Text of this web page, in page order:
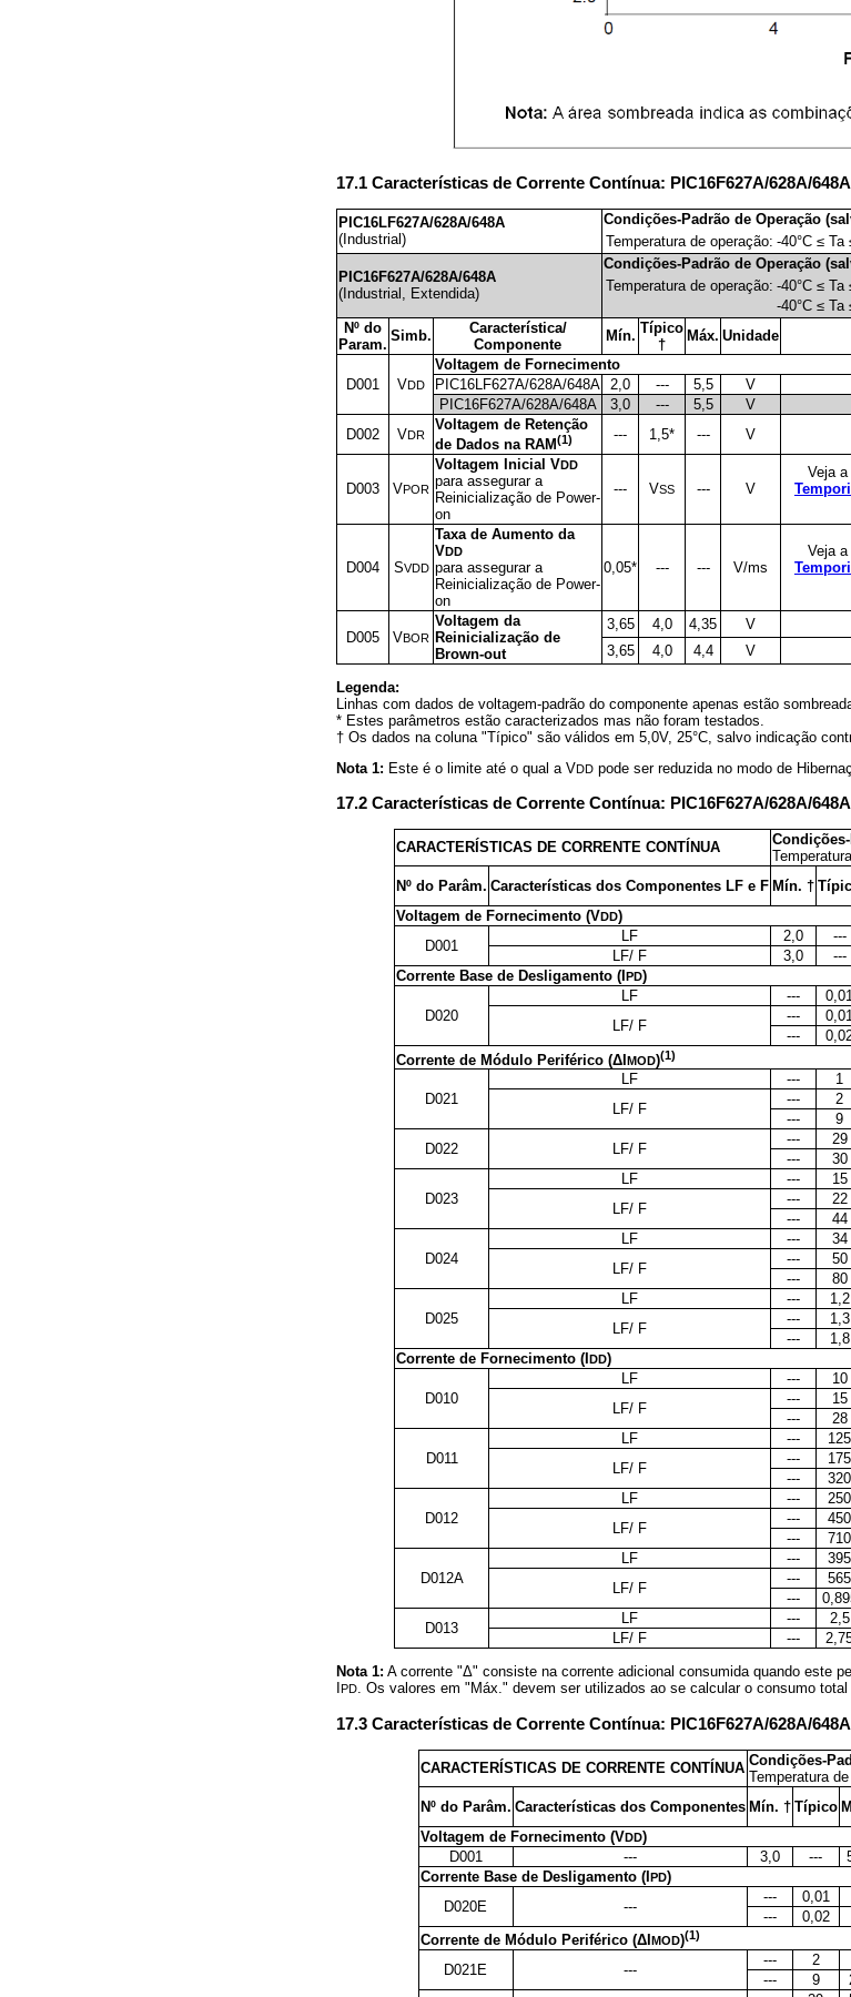
17.1 Características de Corrente Contínua: PIC16F627A/628A/
PIC16LF627A/628A/648A
(Industrial)
Condições-Padrão de Operação
Temperatura de operação: -40°C ≤ Ta
PIC16F627A/628A/648A
(Industrial, Extendida)
Condições-Padrão de Operação
Temperatura de operação: -40°C ≤ Ta
-40°C ≤ Ta
Nº do
Param.
Simb.
Característica/
Componente
Mín. Típico
†
Máx. Unidade
D001 VDD
Voltagem de Fornecimento
PIC16LF627A/628A/648A
2,0 --- 5,5
V
PIC16F627A/628A/648A
3,0 --- 5,5
V
D002
VDR
Voltagem de Retenção
de Dados na RAM(1) --- 1,5* --- V
D003 VPOR
Voltagem Inicial VDD
para assegurar a
Reinicialização de Power-
on
--- VSS --- V
Veja a
D004 SVDD
Taxa de Aumento da
VDD
para assegurar a
Reinicialização de Power-
on
0,05* --- --- V/ms
Veja a
D005 VBOR
Voltagem da
Reinicialização de
Brown-out
3,65 4,0 4,35 V
3,65
4,0 4,4 V
Legenda:
Linhas com dados de voltagem-padrão do componente apenas estão
* Estes parâmetros estão caracterizados mas não foram testados.
† Os dados na coluna "Típico" são válidos em 5,0V, 25°C, salvo indicação
Nota 1: Este é o limite até o qual a VDD pode ser reduzida no modo de
17.2 Características de Corrente Contínua: PIC16F627A/628A/
CARACTERÍSTICAS DE CORRENTE CONTÍNUA
Nº do Parâm. Características dos Componentes LF e F Mín. †
Voltagem de Fornecimento (VDD)
D001
LF 2,0 ---
LF/ F
3,0 ---
Corrente Base de Desligamento (IPD)
D020
LF ---
LF/ F
---
---
Corrente de Módulo Periférico (ΔIMOD)(1)
D021
LF --- 1
LF/ F
--- 2
---
9
D022
LF/ F
--- 29
--- 30
D023
LF --- 15
LF/ F
--- 22
---
44
D024
LF --- 34
LF/ F
--- 50
---
80
D025
LF --- 1,2
LF/ F
--- 1,3
---
1,8
Corrente de Fornecimento (IDD)
D010
LF --- 10
LF/ F
--- 15
---
28
D011
LF --- 125
LF/ F
--- 175
---
320
D012
LF --- 250
LF/ F
--- 450
---
710
D012A
LF --- 395
LF/ F
--- 565
---
D013
LF --- 2,5
LF/ F ---
Nota 1: A corrente "Δ" consiste na corrente adicional consumida quando este
IPD. Os valores em "Máx." devem ser utilizados ao se calcular o consumo total
17.3 Características de Corrente Contínua: PIC16F627A/628A/
CARACTERÍSTICAS DE CORRENTE CONTÍNUA Condições-
Temperatura
Nº do Parâm. Características dos Componentes Mín. † Típico
Voltagem de Fornecimento (VDD)
D001
--- 3,0 ---
Corrente Base de Desligamento (I PD)
D020E
---
--- 0,01
--- 0,02
Corrente de Módulo Periférico (ΔI MOD)(1)
D021E ---
--- 2
--- 9